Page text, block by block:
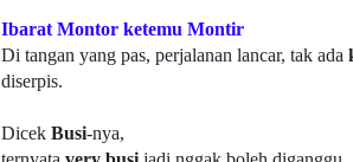
Ibarat Montor ketemu Montir
Di tangan yang pas, perjalanan lancar, tak ada
diserpis.
Dicek Busi-nya,